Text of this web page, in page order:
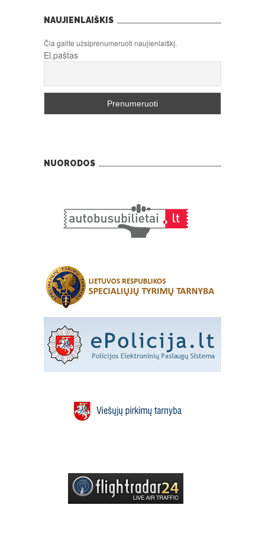
NAUJIENLAIŠKIS
Čia galite užsiprenumeruoti naujienlaiškį.
El.paštas
NUORODOS